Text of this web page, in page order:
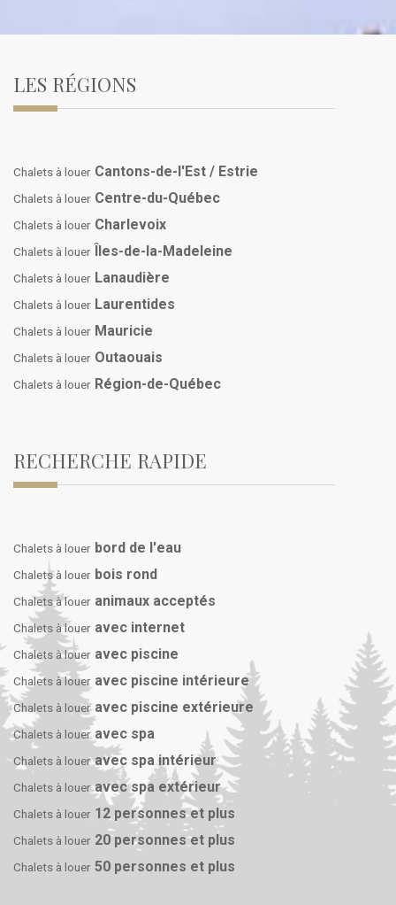
LES RÉGIONS
Chalets à louer Cantons-de-l'Est / Estrie
Chalets à louer Centre-du-Québec
Chalets à louer Charlevoix
Chalets à louer Îles-de-la-Madeleine
Chalets à louer Lanaudière
Chalets à louer Laurentides
Chalets à louer Mauricie
Chalets à louer Outaouais
Chalets à louer Région-de-Québec
RECHERCHE RAPIDE
Chalets à louer bord de l'eau
Chalets à louer bois rond
Chalets à louer animaux acceptés
Chalets à louer avec internet
Chalets à louer avec piscine
Chalets à louer avec piscine intérieure
Chalets à louer avec piscine extérieure
Chalets à louer avec spa
Chalets à louer avec spa intérieur
Chalets à louer avec spa extérieur
Chalets à louer 12 personnes et plus
Chalets à louer 20 personnes et plus
Chalets à louer 50 personnes et plus